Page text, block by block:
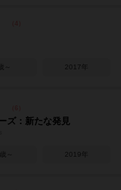
～ 2017年
ズ：新たな発見
～ 2019年